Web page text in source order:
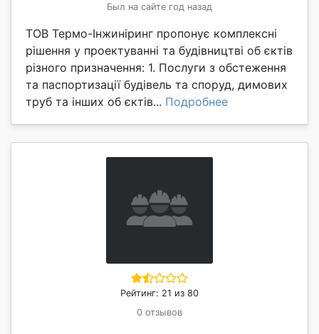
Был на сайте год назад
ТОВ Термо-Інжиніринг пропонує комплексні
рішення у проектуванні та будівництві об єктів
різного призначення: 1. Послуги з обстеження
та паспортизації будівель та споруд, димових
труб та інших об єктів... Подробнее
Рейтинг: 21 из 80
0 отзывов